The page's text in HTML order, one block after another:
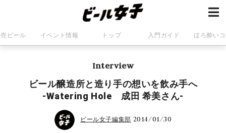
ビール イベント情報 トップ 入門ガイド ほろ酔い
Interview
ビール醸造所と造り手の想いを飲み手へ
-Watering Hole 成田 希美さん-
ビール女子編集部 2014/01/30